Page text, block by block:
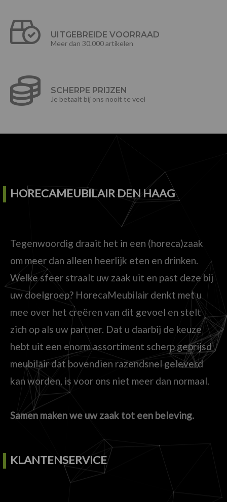
UITGEBREIDE VOORRAAD
Meer dan 30.000 artikelen
SCHERPE PRIJZEN
Je betaalt bij ons nooit te veel
HORECAMEUBILAIR DEN HAAG
Tegenwoordig draait het in een (horeca)zaak
om meer dan alleen heerlijk eten en drinken.
Welke sfeer straalt uw zaak uit en past deze bij
uw doelgroep? HorecaMeubilair denkt met u
mee over het creëren van dit gevoel en stelt
zich op als uw partner. Dat u daarbij de keuze
hebt uit een enorm assortiment scherp geprijsd
meubilair dat bovendien razendsnel geleverd
kan worden, is voor ons niet meer dan normaal.
Samen maken we uw zaak tot een beleving.
KLANTENSERVICE